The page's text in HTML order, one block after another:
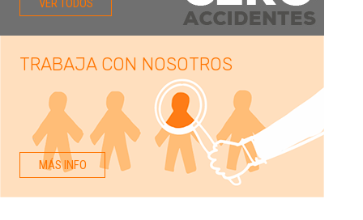
VER TODOS
TRABAJA CON NOSOTROS
MÁS INFO